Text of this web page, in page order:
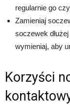
regularnie go
Zamieniaj
soczewek
wymieniaj, aby
Korzyści